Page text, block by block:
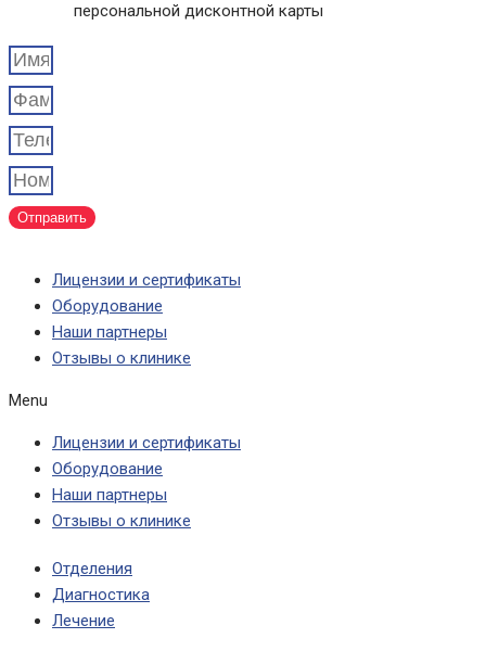
персональной дисконтной карты
Отправить
Лицензии и сертификаты
Оборудование
Наши партнеры
Отзывы о клинике
Menu
Лицензии и сертификаты
Оборудование
Наши партнеры
Отзывы о клинике
Отделения
Диагностика
Лечение